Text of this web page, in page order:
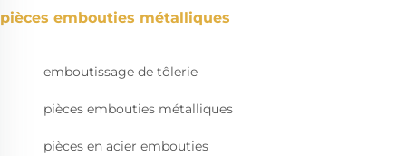
pièces embouties métalliques
emboutissage de tôlerie
pièces embouties métalliques
pièces en acier embouties